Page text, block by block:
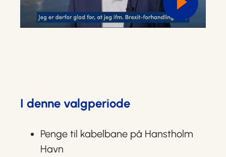
I denne valgperiode
Penge til kabelbane på Hanstholm
Havn